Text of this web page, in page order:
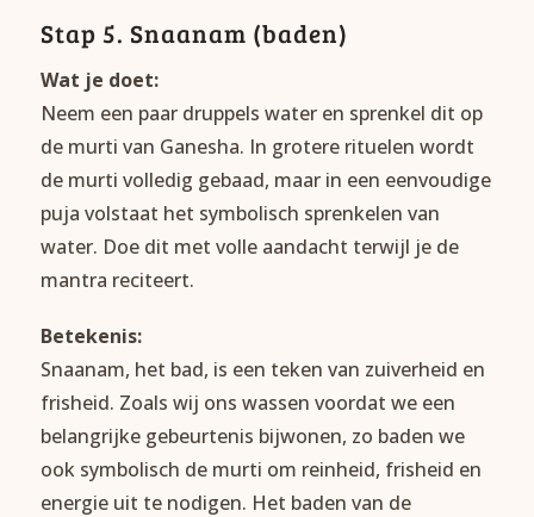
Stap 5. Snaanam (baden)
Wat je doet:
Neem een paar druppels water en sprenkel dit op
de murti van Ganesha. In grotere rituelen wordt
de murti volledig gebaad, maar in een eenvoudige
puja volstaat het symbolisch sprenkelen van
water. Doe dit met volle aandacht terwijl je de
mantra reciteert.
Betekenis:
Snaanam, het bad, is een teken van zuiverheid en
frisheid. Zoals wij ons wassen voordat we een
belangrijke gebeurtenis bijwonen, zo baden we
ook symbolisch de murti om reinheid, frisheid en
energie uit te nodigen. Het baden van de